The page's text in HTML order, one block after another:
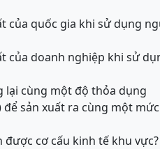
của quốc gia khi sử dụng
của doanh nghiệp khi sử
lại cùng một độ thỏa dụng
để sản xuất ra cùng một
cơ cấu kinh tế khu vực?